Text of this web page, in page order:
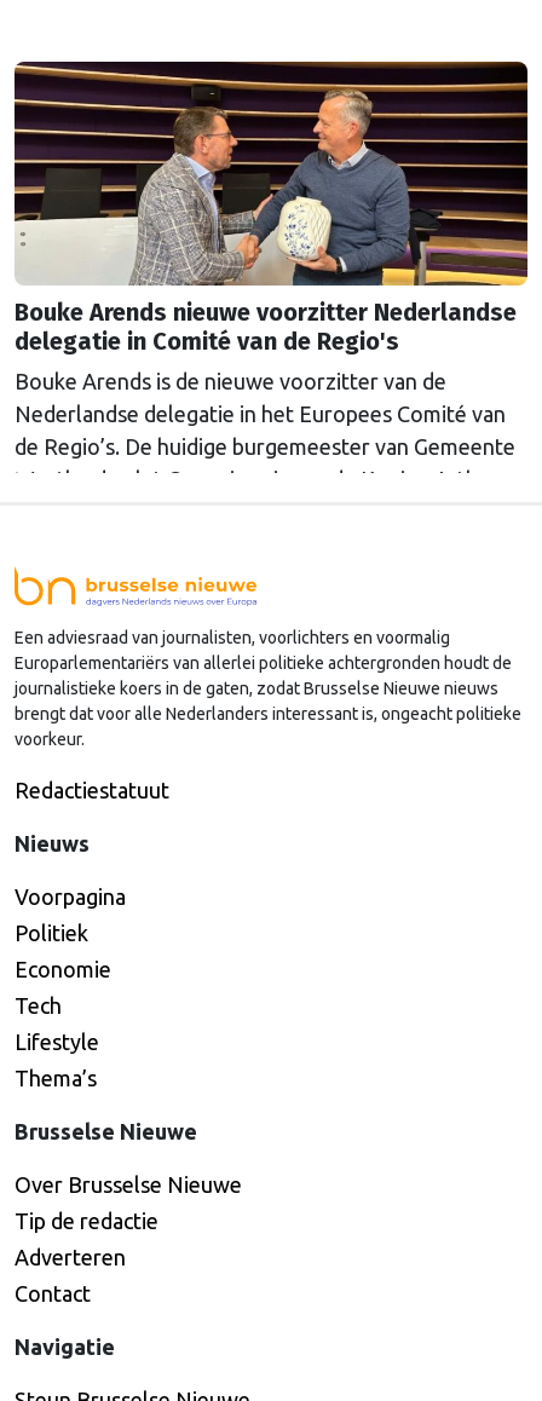
Bouke Arends nieuwe voorzitter Nederlandse
delegatie in Comité van de Regio's
Bouke Arends is de nieuwe voorzitter van de
Nederlandse delegatie in het Europees Comité van
de Regio’s. De huidige burgemeester van Gemeente
Westland volgt Commissaris van de Koning Arthur
Nederlandse regio’s behoorlijk succesvol in hun
lobby in Brussel, en dat komt vooral omdat …
Continued
Een adviesraad van journalisten, voorlichters en voormalig
Europarlementariërs van allerlei politieke achtergronden houdt de
journalistieke koers in de gaten, zodat Brusselse Nieuwe nieuws
brengt dat voor alle Nederlanders interessant is, ongeacht politieke
voorkeur.
Redactiestatuut
Nieuws
Voorpagina
Politiek
Economie
Tech
Lifestyle
Thema’s
Brusselse Nieuwe
Over Brusselse Nieuwe
Tip de redactie
Adverteren
Contact
Navigatie